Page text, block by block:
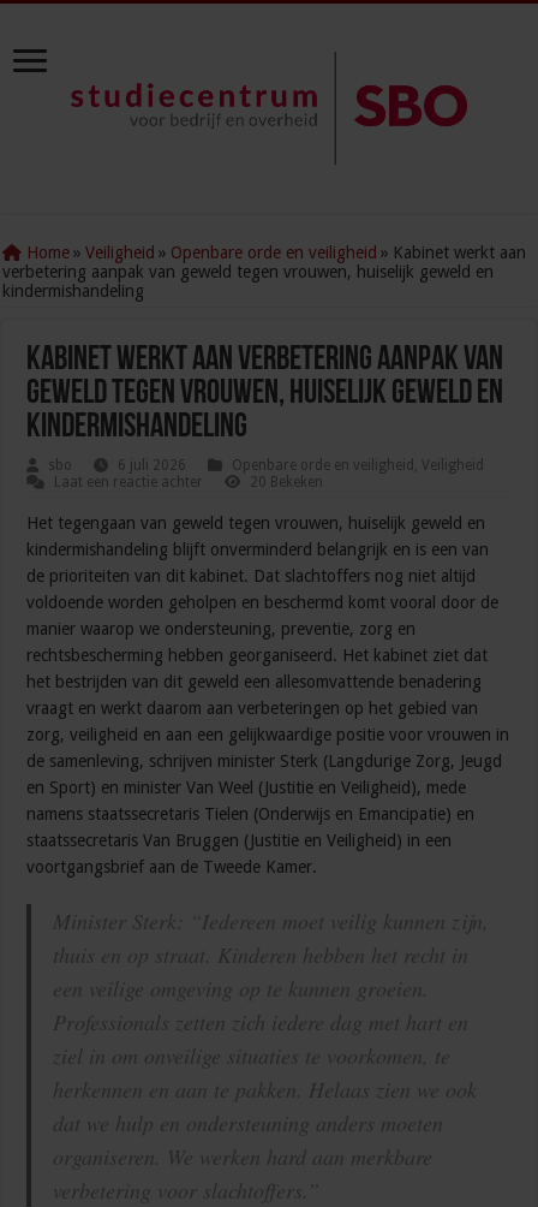
Home » Veiligheid » Openbare orde en veiligheid » Kabinet werkt aan
verbetering aanpak van geweld tegen vrouwen, huiselijk geweld en
kindermishandeling
Kabinet werkt aan verbetering aanpak van
geweld tegen vrouwen, huiselijk geweld en
kindermishandeling
sbo 6 juli 2026 Openbare orde en veiligheid ,Veiligheid
Laat een reactie achter
20 Bekeken
Het tegengaan van geweld tegen vrouwen, huiselijk geweld en
kindermishandeling blijft onverminderd belangrijk en is een van
de prioriteiten van dit kabinet. Dat slachtoffers nog niet altijd
voldoende worden geholpen en beschermd komt vooral door de
manier waarop we ondersteuning, preventie, zorg en
rechtsbescherming hebben georganiseerd. Het kabinet ziet dat
het bestrijden van dit geweld een allesomvattende benadering
vraagt en werkt daarom aan verbeteringen op het gebied van
zorg, veiligheid en aan een gelijkwaardige positie voor vrouwen in
de samenleving, schrijven minister Sterk (Langdurige Zorg, Jeugd
en Sport) en minister Van Weel (Justitie en Veiligheid), mede
namens staatssecretaris Tielen (Onderwijs en Emancipatie) en
staatssecretaris Van Bruggen (Justitie en Veiligheid) in een
voortgangsbrief aan de Tweede Kamer.
Minister Sterk: “Iedereen moet veilig kunnen zijn,
thuis en op straat. Kinderen hebben het recht in
een veilige omgeving op te kunnen groeien.
Professionals zetten zich iedere dag met hart en
ziel in om onveilige situaties te voorkomen, te
herkennen en aan te pakken. Helaas zien we ook
dat we hulp en ondersteuning anders moeten
organiseren. We werken hard aan merkbare
verbetering voor slachtoffers.”